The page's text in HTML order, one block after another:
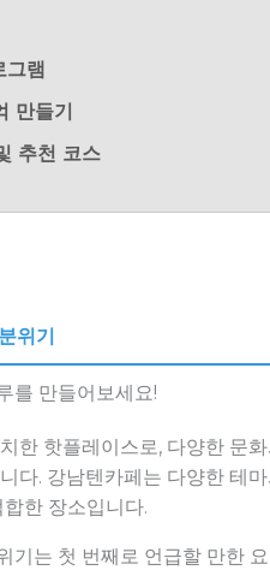
램
만들기
추천 코스
위기
를 만들어보세요!
한 핫플레이스로, 다양한 문
다. 강남텐카페는 다양한 테
한 장소입니다.
기는 첫 번째로 언급할 만한